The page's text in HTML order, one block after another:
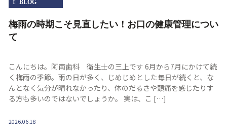
BLOG
梅雨の時期こそ見直したい！お口の健康管理につい
て
こんにちは。阿南歯科 衛生士の三上です 6月から7月にかけて続
く梅雨の季節。雨の日が多く、じめじめとした毎日が続くと、な
んとなく気分が晴れなかったり、体のだるさや頭痛を感じたりす
る方も多いのではないでしょうか。 実は、こ […]
2026.06.18